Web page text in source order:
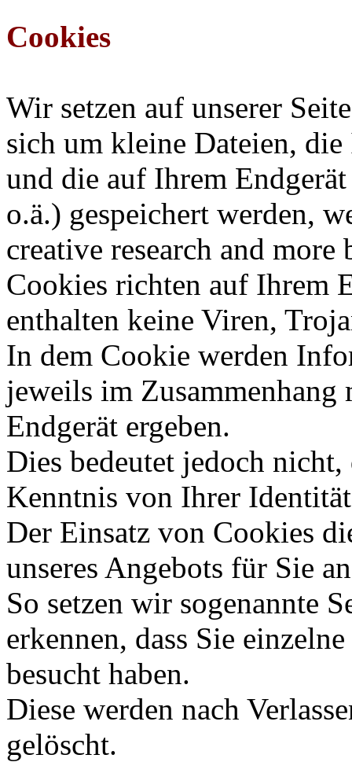
Cookies
Wir setzen auf unserer
sich um kleine Dateien,
und die auf Ihrem
o.ä.) gespeichert werden,
creative research and more
Cookies richten auf Ihrem
enthalten keine Viren,
In dem Cookie werden
jeweils im Zusammenhang
Endgerät ergeben.
Dies bedeutet jedoch
Kenntnis von Ihrer
Der Einsatz von Cookies
unseres Angebots für Sie
So setzen wir sogenannte
erkennen, dass Sie
besucht haben.
Diese werden nach
gelöscht.